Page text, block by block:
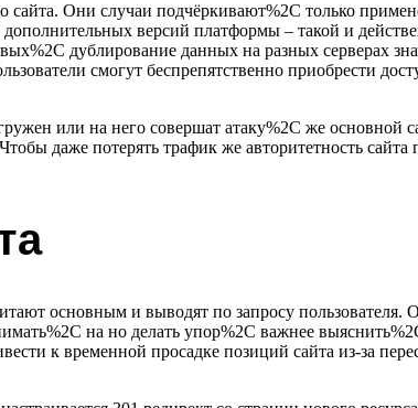
Они случаи подчёркивают%2C только
версий платформы – такой и
дублирование данных на разных серверах
смогут беспрепятственно приобрести
или на него совершат атаку%2C же основной
даже потерять трафик же авторитетность
основным и выводят по запросу пользователя.
на но делать упор%2C важнее
к временной просадке позиций сайта из-за